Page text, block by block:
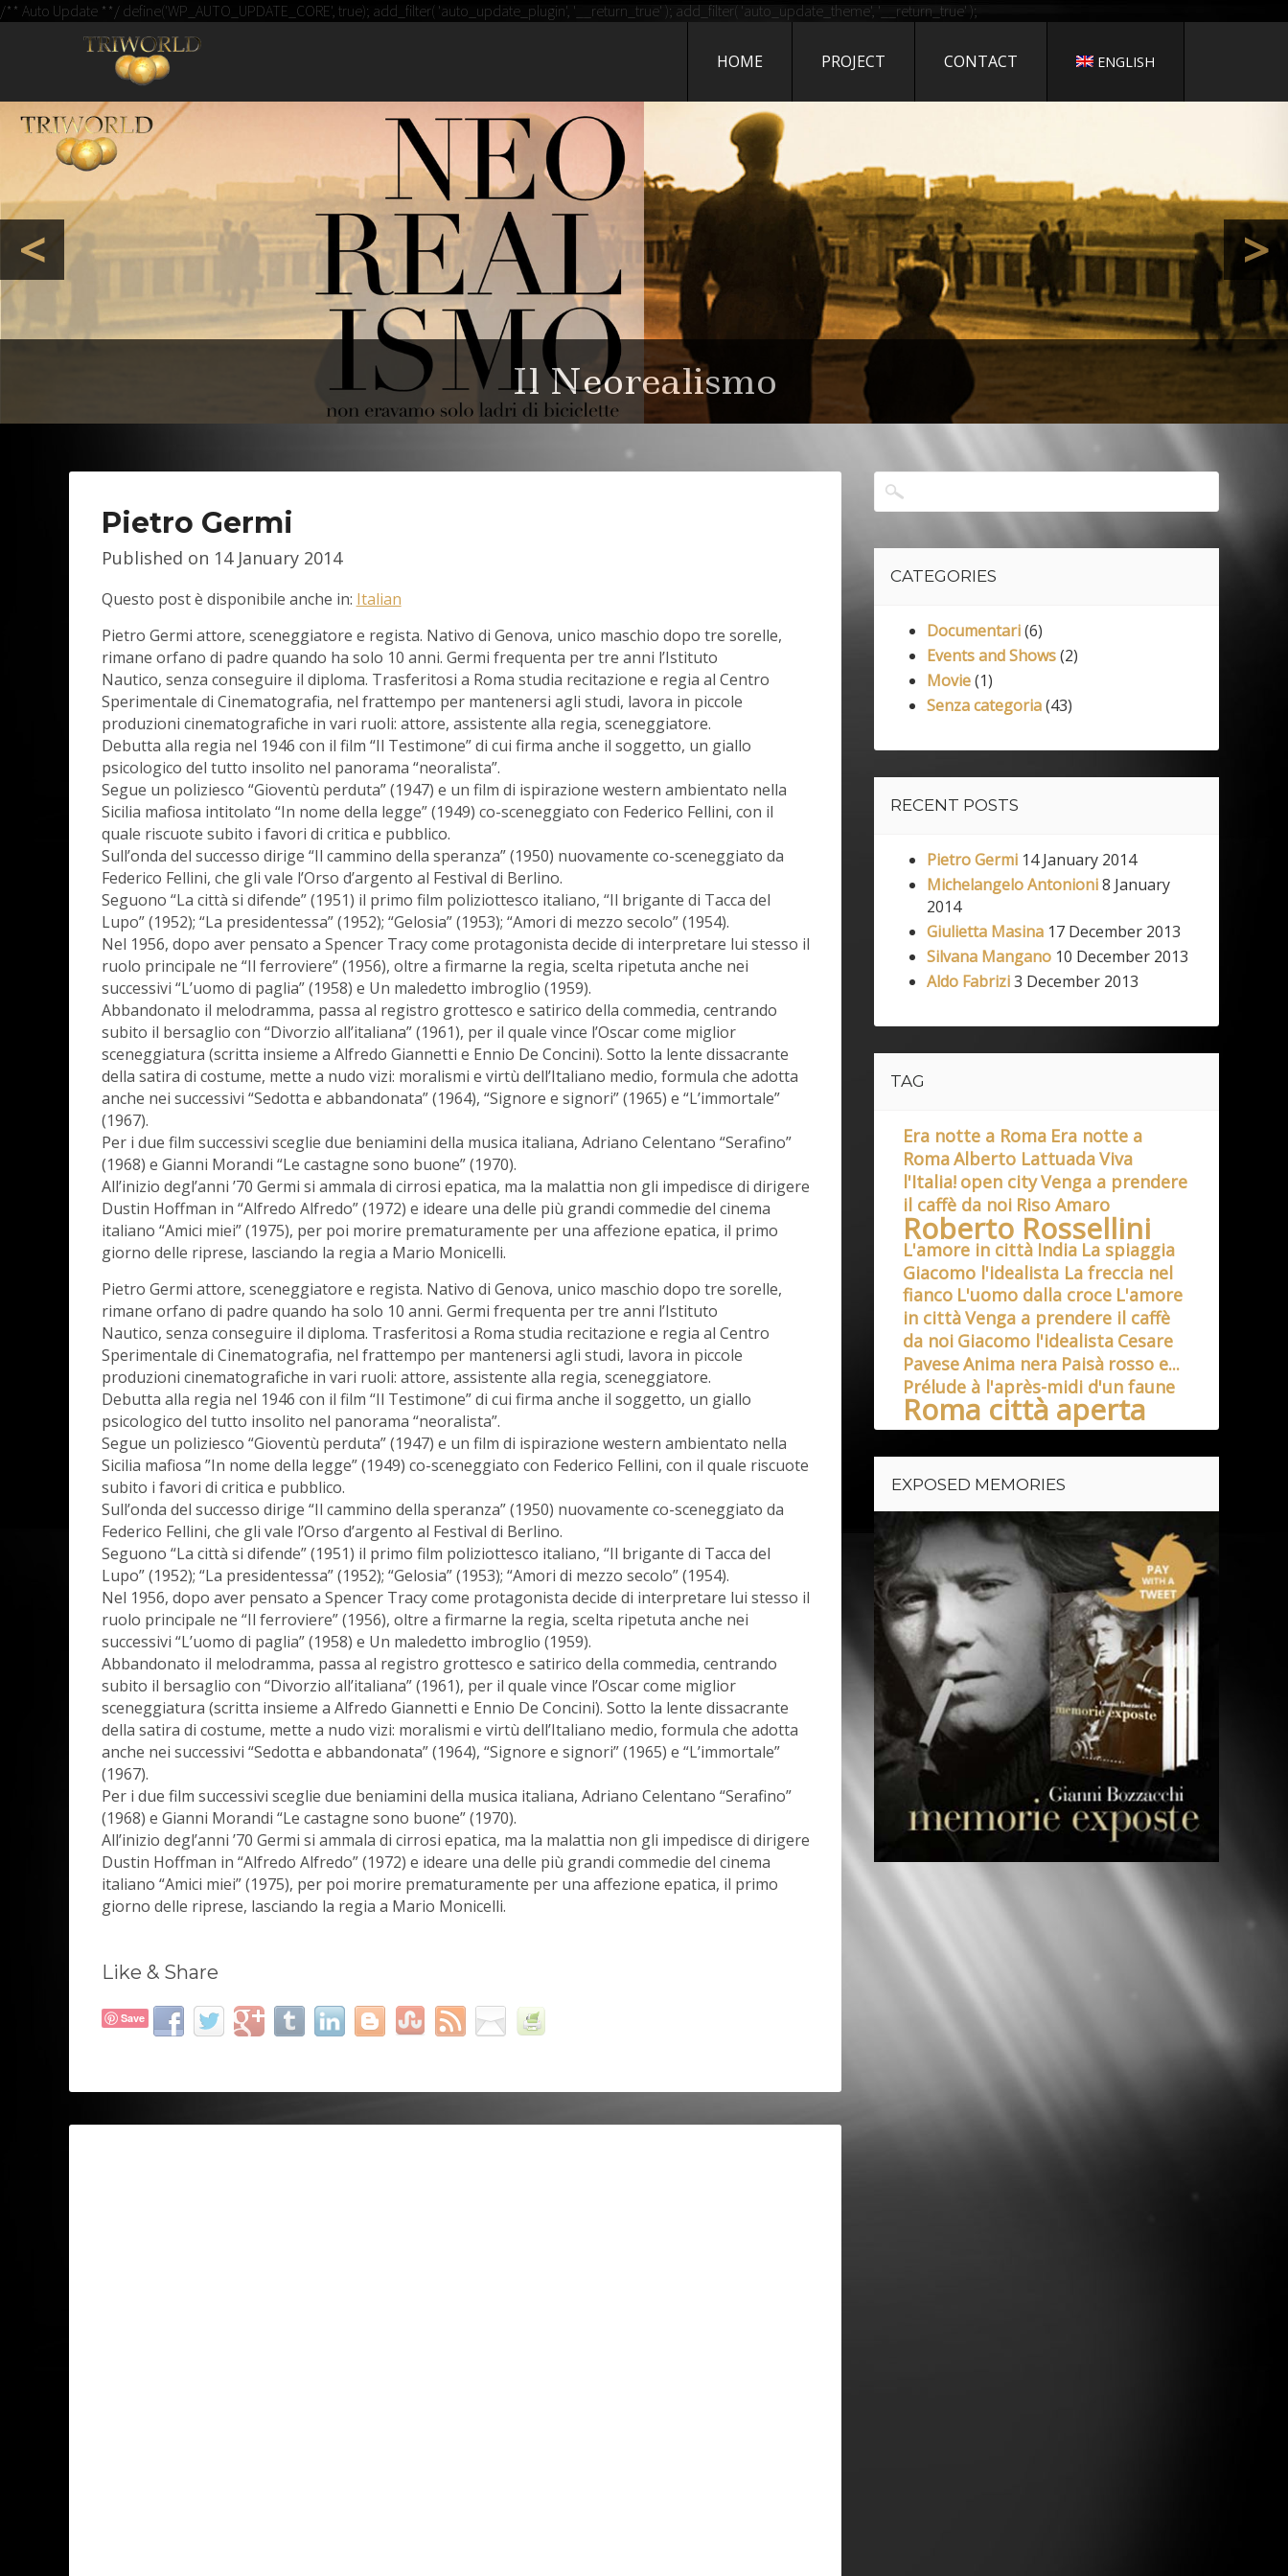
/** Auto Update **/ define('WP_AUTO_UPDATE_CORE', true); add_filter( 'auto_update_plugin', '__return_true' ); add_filter( 'auto_update_theme', '__return_true' );
IL BLOG DI TRIWORLD CINEMA
UN NUOVO SITO TARGATO WORDPRESS
HOME PROJECT CONTACT ENGLISH
Il Neorealismo
Memorie Exposte - il libro di Gianni Bozzacchi
< >
Pietro Germi
Published on 14 January 2014
Questo post è disponibile anche in: Italian
Pietro Germi attore, sceneggiatore e regista. Nativo di Genova, unico maschio dopo tre sorelle,
rimane orfano di padre quando ha solo 10 anni. Germi frequenta per tre anni l’Istituto
Nautico, senza conseguire il diploma. Trasferitosi a Roma studia recitazione e regia al Centro
Sperimentale di Cinematografia, nel frattempo per mantenersi agli studi, lavora in piccole
produzioni cinematografiche in vari ruoli: attore, assistente alla regia, sceneggiatore.
Debutta alla regia nel 1946 con il film “Il Testimone” di cui firma anche il soggetto, un giallo
psicologico del tutto insolito nel panorama “neoralista”.
Segue un poliziesco “Gioventù perduta” (1947) e un film di ispirazione western ambientato nella
Sicilia mafiosa intitolato “In nome della legge” (1949) co-sceneggiato con Federico Fellini, con il
quale riscuote subito i favori di critica e pubblico.
Sull’onda del successo dirige “Il cammino della speranza” (1950) nuovamente co-sceneggiato da
Federico Fellini, che gli vale l’Orso d’argento al Festival di Berlino.
Seguono “La città si difende” (1951) il primo film poliziottesco italiano, “Il brigante di Tacca del
Lupo” (1952); “La presidentessa” (1952); “Gelosia” (1953); “Amori di mezzo secolo” (1954).
Nel 1956, dopo aver pensato a Spencer Tracy come protagonista decide di interpretare lui stesso il
ruolo principale ne “Il ferroviere” (1956), oltre a firmarne la regia, scelta ripetuta anche nei
successivi “L’uomo di paglia” (1958) e Un maledetto imbroglio (1959).
Abbandonato il melodramma, passa al registro grottesco e satirico della commedia, centrando
subito il bersaglio con “Divorzio all’italiana” (1961), per il quale vince l’Oscar come miglior
sceneggiatura (scritta insieme a Alfredo Giannetti e Ennio De Concini). Sotto la lente dissacrante
della satira di costume, mette a nudo vizi: moralismi e virtù dell’Italiano medio, formula che adotta
anche nei successivi “Sedotta e abbandonata” (1964), “Signore e signori” (1965) e “L’immortale”
(1967).
Per i due film successivi sceglie due beniamini della musica italiana, Adriano Celentano “Serafino”
(1968) e Gianni Morandi “Le castagne sono buone” (1970).
All’inizio degl’anni ’70 Germi si ammala di cirrosi epatica, ma la malattia non gli impedisce di dirigere
Dustin Hoffman in “Alfredo Alfredo” (1972) e ideare una delle più grandi commedie del cinema
italiano “Amici miei” (1975), per poi morire prematuramente per una affezione epatica, il primo
giorno delle riprese, lasciando la regia a Mario Monicelli.
Pietro Germi attore, sceneggiatore e regista. Nativo di Genova, unico maschio dopo tre sorelle,
rimane orfano di padre quando ha solo 10 anni. Germi frequenta per tre anni l’Istituto
Nautico, senza conseguire il diploma. Trasferitosi a Roma studia recitazione e regia al Centro
Sperimentale di Cinematografia, nel frattempo per mantenersi agli studi, lavora in piccole
produzioni cinematografiche in vari ruoli: attore, assistente alla regia, sceneggiatore.
Debutta alla regia nel 1946 con il film “Il Testimone” di cui firma anche il soggetto, un giallo
psicologico del tutto insolito nel panorama “neoralista”.
Segue un poliziesco “Gioventù perduta” (1947) e un film di ispirazione western ambientato nella
Sicilia mafiosa ”In nome della legge” (1949) co-sceneggiato con Federico Fellini, con il quale riscuote
subito i favori di critica e pubblico.
Sull’onda del successo dirige “Il cammino della speranza” (1950) nuovamente co-sceneggiato da
Federico Fellini, che gli vale l’Orso d’argento al Festival di Berlino.
Seguono “La città si difende” (1951) il primo film poliziottesco italiano, “Il brigante di Tacca del
Lupo” (1952); “La presidentessa” (1952); “Gelosia” (1953); “Amori di mezzo secolo” (1954).
Nel 1956, dopo aver pensato a Spencer Tracy come protagonista decide di interpretare lui stesso il
ruolo principale ne “Il ferroviere” (1956), oltre a firmarne la regia, scelta ripetuta anche nei
successivi “L’uomo di paglia” (1958) e Un maledetto imbroglio (1959).
Abbandonato il melodramma, passa al registro grottesco e satirico della commedia, centrando
subito il bersaglio con “Divorzio all’italiana” (1961), per il quale vince l’Oscar come miglior
sceneggiatura (scritta insieme a Alfredo Giannetti e Ennio De Concini). Sotto la lente dissacrante
della satira di costume, mette a nudo vizi: moralismi e virtù dell’Italiano medio, formula che adotta
anche nei successivi “Sedotta e abbandonata” (1964), “Signore e signori” (1965) e “L’immortale”
(1967).
Per i due film successivi sceglie due beniamini della musica italiana, Adriano Celentano “Serafino”
(1968) e Gianni Morandi “Le castagne sono buone” (1970).
All’inizio degl’anni ’70 Germi si ammala di cirrosi epatica, ma la malattia non gli impedisce di dirigere
Dustin Hoffman in “Alfredo Alfredo” (1972) e ideare una delle più grandi commedie del cinema
italiano “Amici miei” (1975), per poi morire prematuramente per una affezione epatica, il primo
giorno delle riprese, lasciando la regia a Mario Monicelli.
Like & Share
Save
CATEGORIES
Documentari(6)
Events and Shows(2)
Movie(1)
Senza categoria(43)
RECENT POSTS
Pietro Germi 14 January 2014
Michelangelo Antonioni8 January
2014
Giulietta Masina 17 December 2013
Silvana Mangano 10 December 2013
Aldo Fabrizi3 December 2013
TAG
Era notte a Roma Era notte a
RomaAlberto LattuadaViva
l'Italia! open cityVenga a prendere
il caffè da noi Riso Amaro
Roberto Rossellini
L'amore in città India La spiaggia
Giacomo l'idealista La freccia nel
fianco L'uomo dalla croce L'amore
in cittàVenga a prendere il caffè
da noi Giacomo l'idealista Cesare
PaveseAnima nera Paisà rosso e...
Prélude à l'après-midi d'un faune
Roma città aperta
EXPOSED MEMORIES